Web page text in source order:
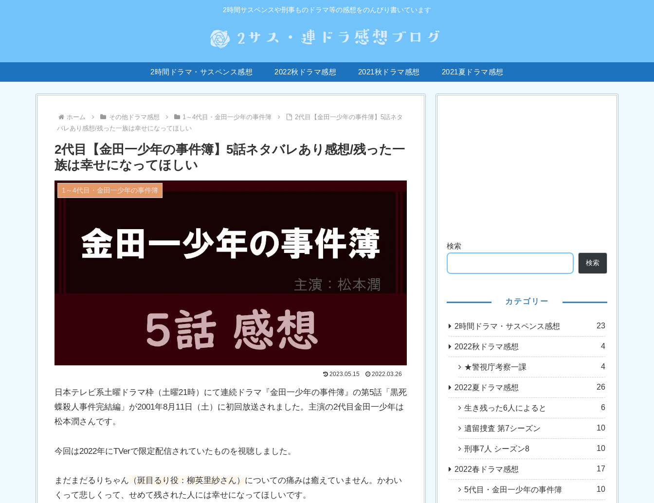
2時間サスペンスや刑事ものドラマ等の感想をのんびり書いています
2時間ドラマ・サスペンス感想 2022秋ドラマ感想 2021秋ドラマ感想 2021夏ドラマ感想
ホーム その他ドラマ感想 1～4代目・金田一少年の事件簿
2代目【金田一少年の事件簿】5話ネタ
バレあり感想/残った一族は幸せになってほしい
2代目【金田一少年の事件簿】5話ネタバレあり感想/残った一
族は幸せになってほしい
1～4代目・金田一少年の事件簿
2023.05.15 2022.03.26
日本テレビ系土曜ドラマ枠（土曜21時）にて連続ドラマ『金田一少年の事件簿』の第5話「黒死
蝶殺人事件完結編」が2001年8月11日（土）に初回放送されました。主演の2代目金田一少年は
松本潤さんです。
今回は2022年にTVerで限定配信されていたものを視聴しました。
まだまだるりちゃん（斑目るり役：柳英里紗さん）についての痛みは癒えていません。かわい
くって悲しくって、せめて残された人には幸せになってほしいです。
検索
検索
カテゴリー
2時間ドラマ・サスペンス感想 23
2022秋ドラマ感想 4
★警視庁考察一課 4
2022夏ドラマ感想 26
生き残った6人によると 6
遺留捜査 第7シーズン 10
刑事7人 シーズン8 10
2022春ドラマ感想 17
5代目・金田一少年の事件簿 10